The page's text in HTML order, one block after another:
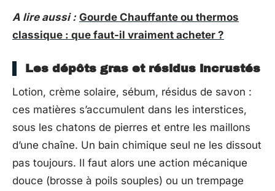
A lire aussi : Gourde Chauffante ou thermos
classique : que faut-il vraiment acheter ?
Les dépôts gras et résidus incrustés
Lotion, crème solaire, sébum, résidus de savon :
ces matières s’accumulent dans les interstices,
sous les chatons de pierres et entre les maillons
d’une chaîne. Un bain chimique seul ne les dissout
pas toujours. Il faut alors une action mécanique
douce (brosse à poils souples) ou un trempage